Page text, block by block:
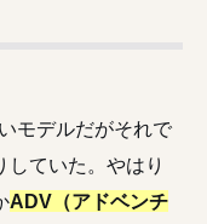
モデルだがそれで
していた。やはり
ADV（アドベンチ